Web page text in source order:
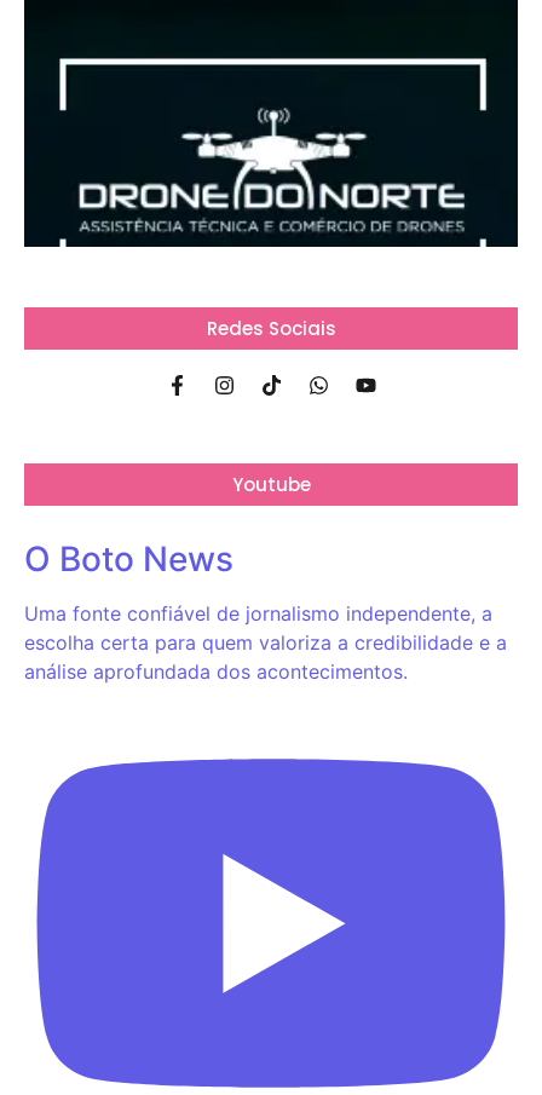
Redes Sociais
Youtube
O Boto News
Uma fonte confiável de jornalismo independente, a
escolha certa para quem valoriza a credibilidade e a
análise aprofundada dos acontecimentos.